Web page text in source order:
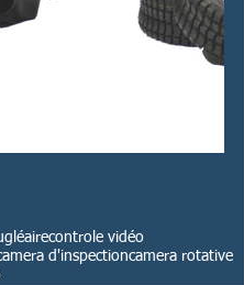
controle vidéo
d'inspectioncamera rotative